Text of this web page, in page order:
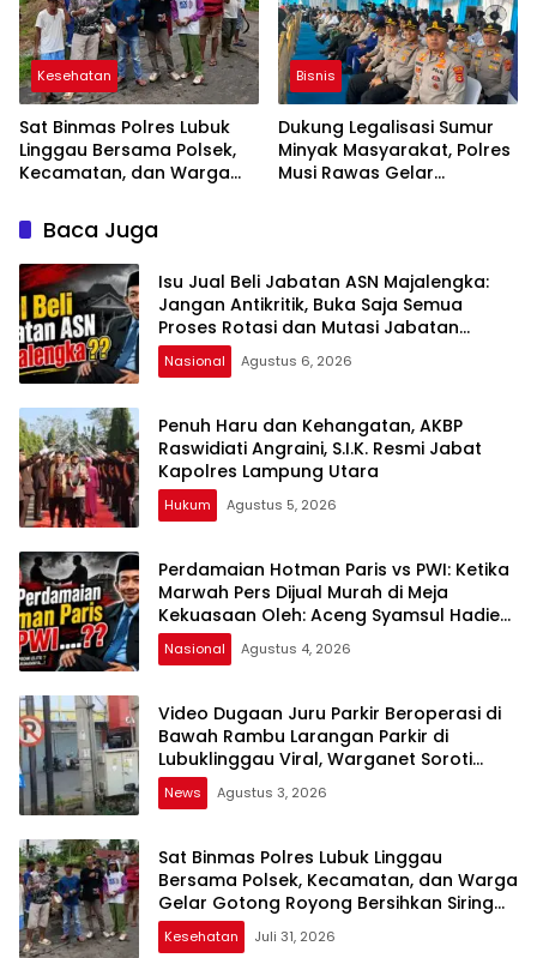
Kesehatan
Sat Binmas Polres Lubuk
Linggau Bersama Polsek,
Kecamatan, dan Warga
Bersihkan Siring Agung
Bisnis
Dukung Legalisasi Sumur
Minyak Masyarakat, Polres
Musi Rawas Gelar
Baca Juga
Isu Jual Beli Jabatan ASN Majalengka:
Jangan Antikritik, Buka Saja Semua
Proses Rotasi dan Mutasi Jabatan
kepada Publik Oleh: Aceng Syamsul
Hadie, S.Sos., MM. Ketua Dewan Pembina
Nasional Agustus 6, 2026
Penuh Haru dan Kehangatan, AKBP
Raswidiati Angraini, S.I.K. Resmi Jabat
Kapolres Lampung Utara
Hukum Agustus 5, 2026
Perdamaian Hotman Paris vs PWI: Ketika
Marwah Pers Dijual Murah di Meja
Kekuasaan Oleh: Aceng Syamsul Hadie
(ASH)”
Nasional Agustus 4, 2026
Video Dugaan Juru Parkir Beroperasi di
Bawah Rambu Larangan Parkir di
Lubuklinggau Viral, Warganet Soroti
Dugaan Pelanggaran
News Agustus 3, 2026
Sat Binmas Polres Lubuk Linggau
Bersama Polsek, Kecamatan, dan Warga
Gelar Gotong Royong Bersihkan Siring
Agung
Kesehatan Juli 31, 2026